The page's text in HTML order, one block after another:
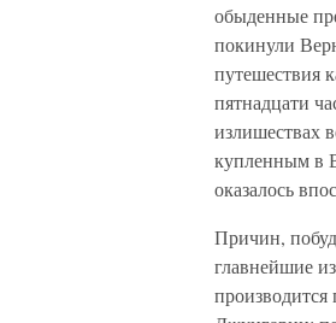
обыденные
покинули
путешествия
пятнадцати
излишествах
купленным в
оказалось
Причин,
главнейшие
производится